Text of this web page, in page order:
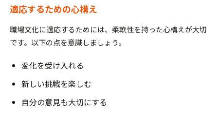
適応するための心構え
職場文化に適応するためには、柔軟性を持った心構えが大切
です。以下の点を意識しましょう。
変化を受け入れる
新しい挑戦を楽しむ
自分の意見も大切にする